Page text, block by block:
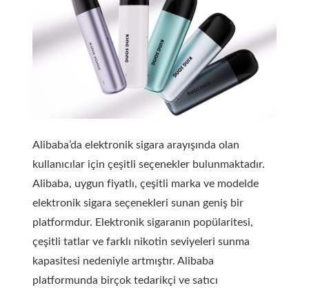
Alibaba’da elektronik sigara arayışında olan
kullanıcılar için çeşitli seçenekler bulunmaktadır.
Alibaba, uygun fiyatlı, çeşitli marka ve modelde
elektronik sigara seçenekleri sunan geniş bir
platformdur. Elektronik sigaranın popülaritesi,
çeşitli tatlar ve farklı nikotin seviyeleri sunma
kapasitesi nedeniyle artmıştır. Alibaba
platformunda birçok tedarikçi ve satıcı